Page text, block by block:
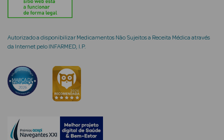
Ver Tudo
Cosmética
Séruns Faciais
Creme de Olhos
envelhecimento
Autorizado a disponibilizar Medicamentos Não Sujeitos a Receita Médica através
da Internet pelo INFARMED, I.P.